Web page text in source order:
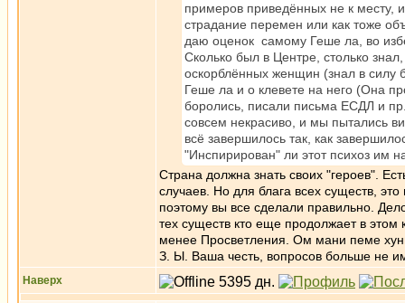
примеров приведённых не к месту,
страдание перемен или как тоже
даю оценок самому Геше ла, во
Сколько был в Центре, столько
оскорблённых женщин (знал в силу
Геше ла и о клевете на него (Она
боролись, писали письма ЕСДЛ и
совсем некрасиво, и мы пытались
всё завершилось так, как
"Инспирирован" ли этот психоз им
Страна должна знать своих "героев".
случаев. Но для блага всех существ,
поэтому вы все сделали правильно.
тех существ кто еще продолжает в этом
менее Просветления. Ом мани пеме
З. Ы. Ваша честь, вопросов больше не
Наверх